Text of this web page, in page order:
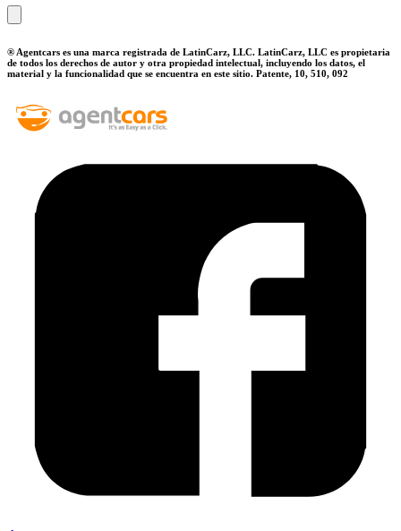
® Agentcars es una marca registrada de LatinCarz, LLC. LatinCarz, LLC es propietaria
de todos los derechos de autor y otra propiedad intelectual, incluyendo los datos, el
material y la funcionalidad que se encuentra en este sitio. Patente, 10, 510, 092